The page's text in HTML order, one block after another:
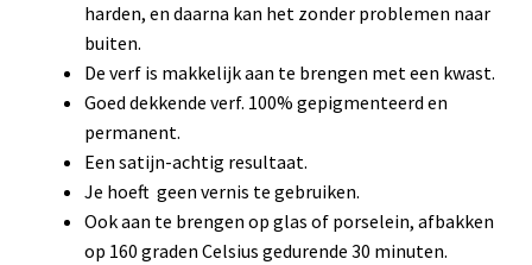
harden, en daarna kan het zonder problemen naar
buiten.
De verf is makkelijk aan te brengen met een kwast.
Goed dekkende verf. 100% gepigmenteerd en
permanent.
Een satijn-achtig resultaat.
Je hoeft geen vernis te gebruiken.
Ook aan te brengen op glas of porselein, afbakken
op 160 graden Celsius gedurende 30 minuten.